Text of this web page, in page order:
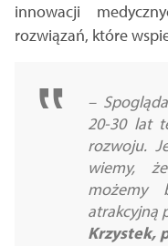
innowacji
rozwiązań, które
–
20-30 lat
rozwoju.
wiemy,
możemy
atrakcyjną
Krzystek,